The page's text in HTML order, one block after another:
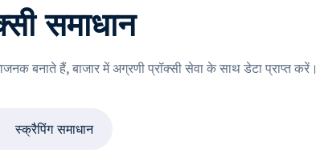
समाधान
बनाते हैं, बाजार में अग्रणी प्रॉक्सी सेवा के साथ डेटा प्राप्त करें।
स्क्रैपिंग समाधान